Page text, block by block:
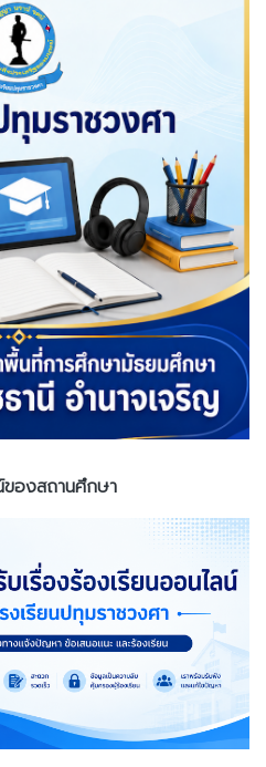
ของสถานศึกษา